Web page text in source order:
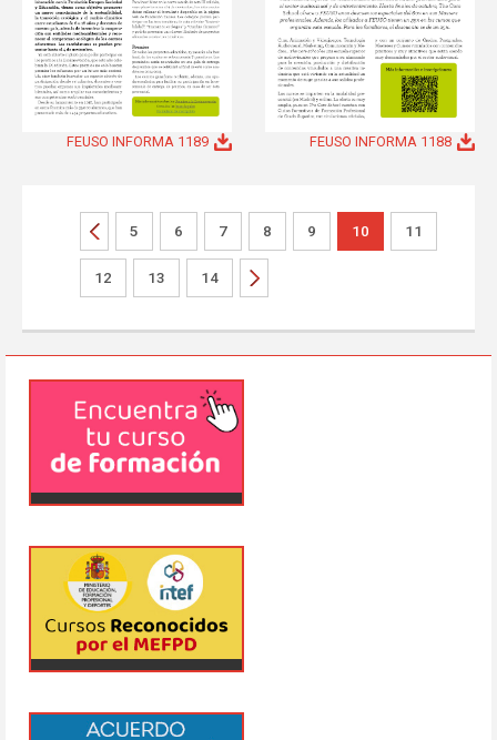
FEUSO INFORMA 1189 FEUSO INFORMA 1188
5 6 7 8 9 10 11
12 13 14